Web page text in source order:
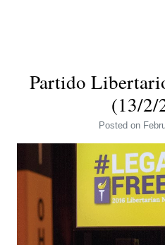
Partido
(13/2/
Posted on